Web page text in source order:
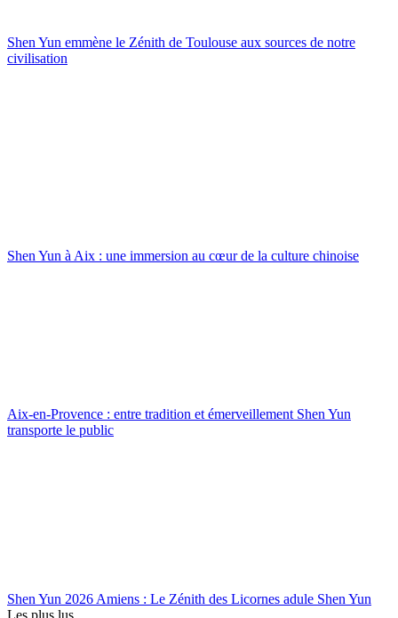
Shen Yun emmène le Zénith de Toulouse aux sources de notre
civilisation
Shen Yun à Aix : une immersion au cœur de la culture chinoise
Aix-en-Provence : entre tradition et émerveillement Shen Yun
transporte le public
Shen Yun 2026 Amiens : Le Zénith des Licornes adule Shen Yun
Les plus lus